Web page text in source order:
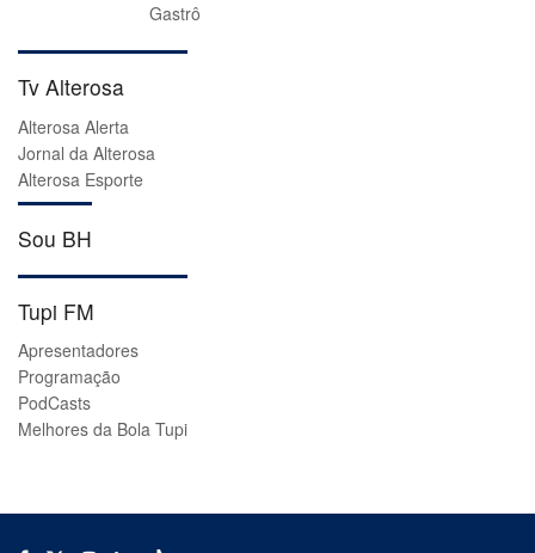
Gastrô
Tv Alterosa
Alterosa Alerta
Jornal da Alterosa
Alterosa Esporte
Sou BH
Tupi FM
Apresentadores
Programação
PodCasts
Melhores da Bola Tupi